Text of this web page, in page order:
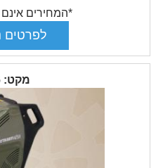
*המחירים
מקט: 156